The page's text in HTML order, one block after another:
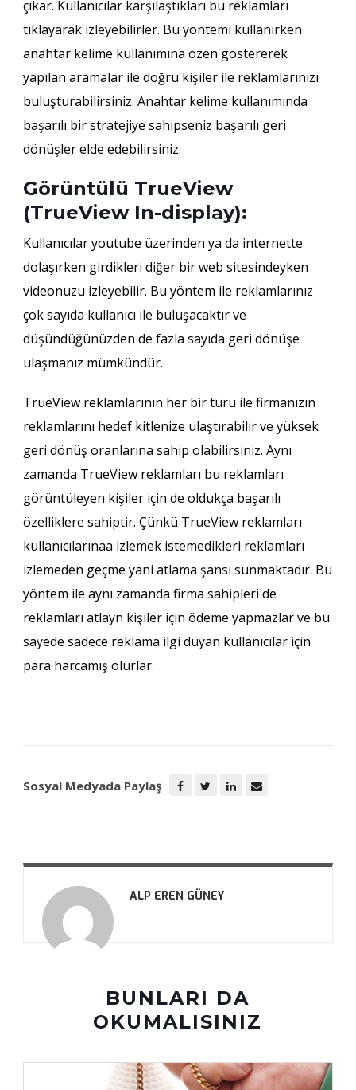
çıkar. Kullanıcılar karşılaştıkları bu reklamları
tıklayarak izleyebilirler. Bu yöntemi kullanırken
anahtar kelime kullanımına özen göstererek
yapılan aramalar ile doğru kişiler ile reklamlarınızı
buluşturabilirsiniz. Anahtar kelime kullanımında
başarılı bir stratejiye sahipseniz başarılı geri
dönüşler elde edebilirsiniz.
Görüntülü TrueView
(TrueView In-display):
Kullanıcılar youtube üzerinden ya da internette
dolaşırken girdikleri diğer bir web sitesindeyken
videonuzu izleyebilir. Bu yöntem ile reklamlarınız
çok sayıda kullanıcı ile buluşacaktır ve
düşündüğünüzden de fazla sayıda geri dönüşe
ulaşmanız mümkündür.
TrueView reklamlarının her bir türü ile firmanızın
reklamlarını hedef kitlenize ulaştırabilir ve yüksek
geri dönüş oranlarına sahip olabilirsiniz. Aynı
zamanda TrueView reklamları bu reklamları
görüntüleyen kişiler için de oldukça başarılı
özelliklere sahiptir. Çünkü TrueView reklamları
kullanıcılarınaa izlemek istemedikleri reklamları
izlemeden geçme yani atlama şansı sunmaktadır. Bu
yöntem ile aynı zamanda firma sahipleri de
reklamları atlayn kişiler için ödeme yapmazlar ve bu
sayede sadece reklama ilgi duyan kullanıcılar için
para harcamış olurlar.
Sosyal Medyada Paylaş
ALP EREN GÜNEY
BUNLARI DA
OKUMALISINIZ